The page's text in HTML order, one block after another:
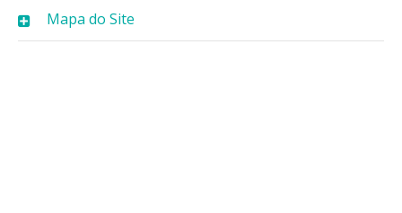
Mapa do Site